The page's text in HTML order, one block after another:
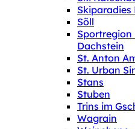
Skiparadies
Söll
Sportregion
Dachstein
St. Anton
St. Urban
Stans
Stuben
Trins im
Wagrain